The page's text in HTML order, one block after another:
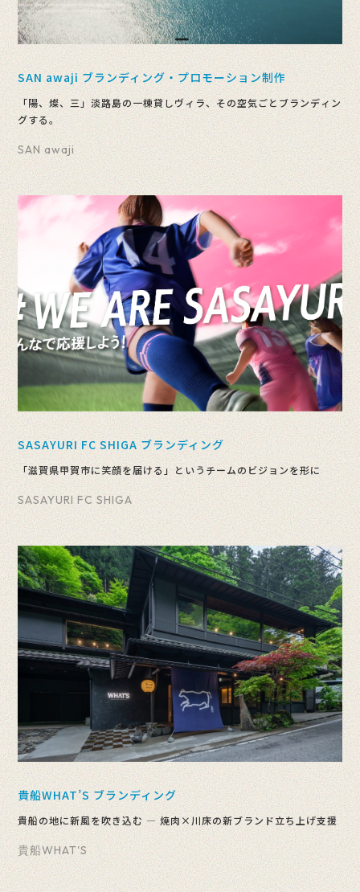
SAN awaji ブランディング・プロモーション制作
「陽、燦、三」淡路島の一棟貸しヴィラ、その空気ごとブランディン
グする。
SAN awaji
SASAYURI FC SHIGA ブランディング
「滋賀県甲賀市に笑顔を届ける」というチームのビジョンを形に
SASAYURI FC SHIGA
貴船WHAT’S ブランディング
貴船の地に新風を吹き込む ― 焼肉×川床の新ブランド立ち上げ支援
貴船WHAT'S